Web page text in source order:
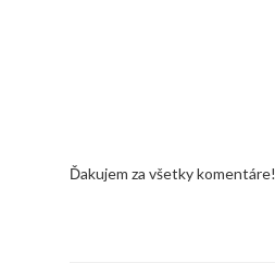
Ďakujem za všetky komentáre!